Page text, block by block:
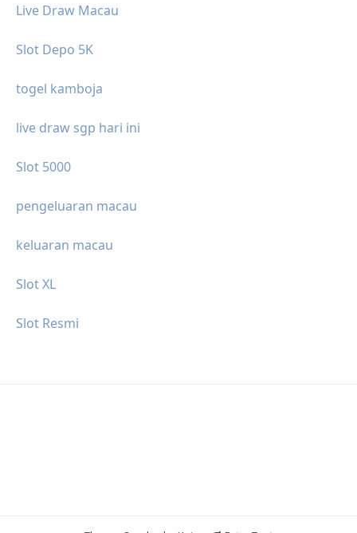
Live Draw Macau
Slot Depo 5K
togel kamboja
live draw sgp hari ini
Slot 5000
pengeluaran macau
keluaran macau
Slot XL
Slot Resmi